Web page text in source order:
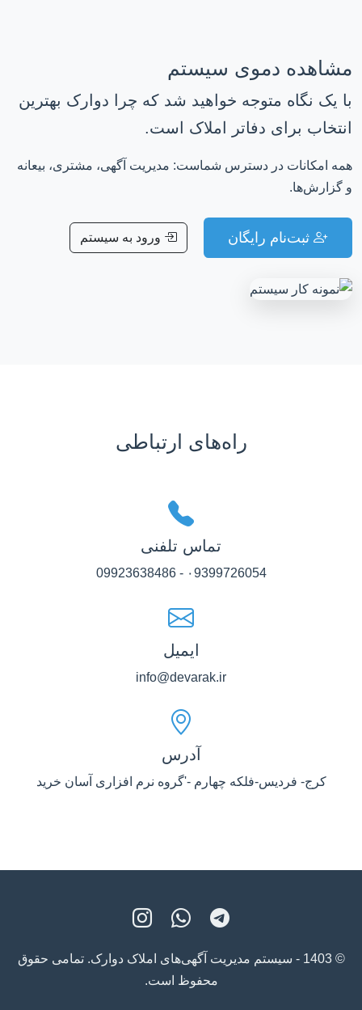
مشاهده دموی سیستم
با یک نگاه متوجه خواهید شد که چرا دوارک بهترین
انتخاب برای دفاتر املاک است.
همه امکانات در دسترس شماست: مدیریت آگهی، مشتری، بیعانه
و گزارش‌ها.
ثبت‌نام رایگان ورود به سیستم
راه‌های ارتباطی
تماس تلفنی
۰9399726054 - 09923638486
ایمیل
info@devarak.ir
آدرس
کرج- فردیس-فلکه چهارم -'گروه نرم افزاری آسان خرید
© 1403 - سیستم مدیریت آگهی‌های املاک دوارک. تمامی حقوق
محفوظ است.